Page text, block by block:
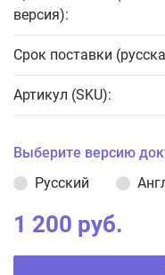
версия):
Срок поставки
Артикул (SKU):
Выберите версию
Русский
1 200 руб.